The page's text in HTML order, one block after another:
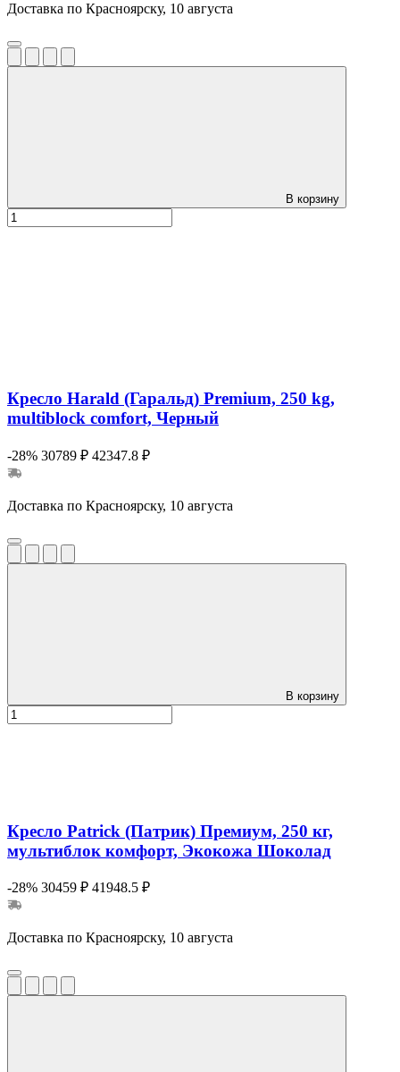
Доставка по Красноярску, 10 августа
В корзину
Кресло Harald (Гаральд) Premium, 250 kg,
multiblock comfort, Черный
-28% 30789 ₽ 42347.8 ₽
Доставка по Красноярску, 10 августа
В корзину
Кресло Patrick (Патрик) Премиум, 250 кг,
мультиблок комфорт, Экокожа Шоколад
-28% 30459 ₽ 41948.5 ₽
Доставка по Красноярску, 10 августа